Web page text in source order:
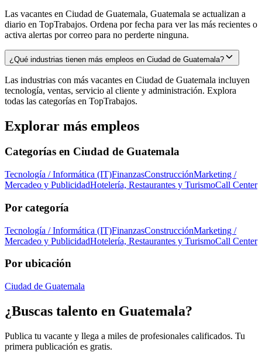
Las vacantes en Ciudad de Guatemala, Guatemala se actualizan a
diario en TopTrabajos. Ordena por fecha para ver las más recientes o
activa alertas por correo para no perderte ninguna.
¿Qué industrias tienen más empleos en Ciudad de Guatemala?
Las industrias con más vacantes en Ciudad de Guatemala incluyen
tecnología, ventas, servicio al cliente y administración. Explora
todas las categorías en TopTrabajos.
Explorar más empleos
Categorías en Ciudad de Guatemala
Tecnología / Informática (IT)FinanzasConstrucciónMarketing /
Mercadeo y PublicidadHotelería, Restaurantes y TurismoCall Center
Por categoría
Tecnología / Informática (IT)FinanzasConstrucciónMarketing /
Mercadeo y PublicidadHotelería, Restaurantes y TurismoCall Center
Por ubicación
Ciudad de Guatemala
¿Buscas talento en Guatemala?
Publica tu vacante y llega a miles de profesionales calificados. Tu
primera publicación es gratis.